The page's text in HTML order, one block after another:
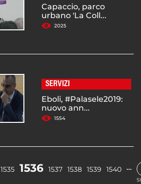
Capaccio, parco
urbano 'La Coll...
2025
SERVIZI
Eboli, #Palasele2019:
nuovo ann...
1554
1535 1536 1537 1538 1539 1540 …